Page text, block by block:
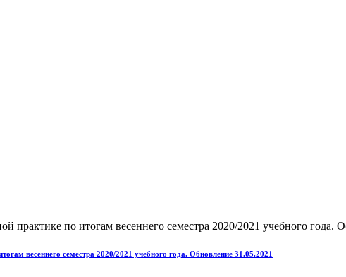
весеннего семестра 2020/2021 учебного года. Обновление 31.05.2021